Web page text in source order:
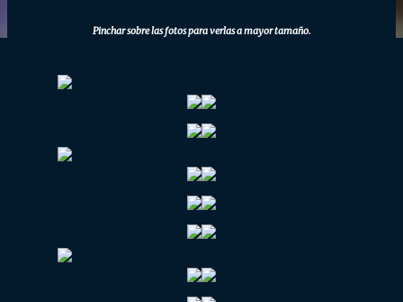
Pinchar sobre las fotos para verlas a mayor tamaño.